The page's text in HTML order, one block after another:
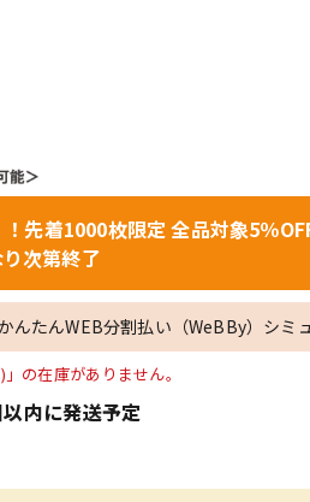
先着1000枚限定 全品対象5％
次第終了
んたんWEB分割払い（WeBBy）シミ
の在庫がありません。
内に発送予定